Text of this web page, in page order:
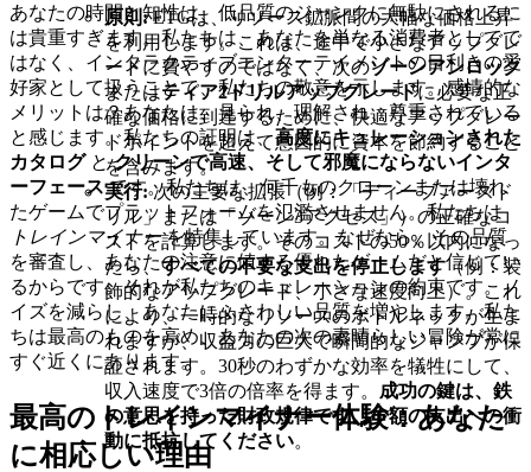
原則:ETGは、リソース鉱脈間の大幅な価格上昇
を利用します。これは、途中で小さなアップグレ
ードに費やすのではなく、次のゾーンアンロック
またはティア2ドリルアップグレードに必要な正
確な価格に到達するために、快適なアップグレー
ドポイントを超えて意図的に資本を節約すること
を含みます。
実行:次の主要な拡張（例：「ディープアースド
リル」または「ゾーン3アクセス」）の正確なコ
ストを計算します。そのコストの50％以内になっ
たら、すべての不要な支出を停止します（例：装
飾的なアップグレード、小さな速度向上）。これ
により、一時的なリソースのボトルネックが生ま
れますが、収益力の巨大で瞬間的なジャンプが保
証されます。30秒のわずかな効率を犠牲にして、
収入速度で3倍の倍率を得ます。 成功の鍵は、鉄
の意思を持った財政規律です。少額の支出への衝
動に抵抗してください。
あなたの時間と知性は、低品質のジャンクに無駄にされるに
は貴重すぎます。私たちは、あなたを単なる消費者としてで
はなく、インタラクティブエンターテイメントの目利きの愛
好家として扱うことで、私たちの敬意を示します。感情的な
メリットは？あなたは、見られ、理解され、尊重されている
と感じます。私たちの証明は、高度にキュレーションされた
カタログとクリーンで高速、そして邪魔にならないインタ
ーフェースです。私たちは、何千ものクローンまたは壊れ
たゲームでプラットフォームを氾濫させません。私たちは
トレインマイナーを特集しています。なぜなら、その品質
を審査し、あなたの注意に値する優れたゲームだと信じてい
るからです。それが私たちのキュレーションの約束です。ノ
イズを減らし、あなたにふさわしい品質を増やします。私た
ちは最高のものを高め、あなたの次の素晴らしい冒険が常に
すぐ近くにあります。
最高のトレインマイナー体験：あなた
に相応しい理由